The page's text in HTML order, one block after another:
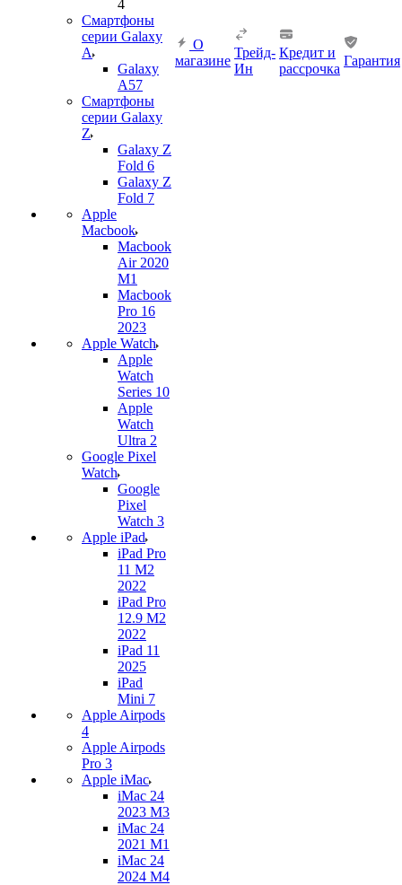
4
Смартфоны
серии Galaxy
A
Galaxy
A57
Смартфоны
серии Galaxy
Z
Galaxy Z
Fold 6
Galaxy Z
Fold 7
Apple
Macbook
Macbook
Air 2020
M1
Macbook
Pro 16
2023
Apple Watch
Apple
Watch
Series 10
Apple
Watch
Ultra 2
Google Pixel
Watch
Google
Pixel
Watch 3
Apple iPad
iPad Pro
11 M2
2022
iPad Pro
12.9 M2
2022
iPad 11
2025
iPad
Mini 7
Apple Airpods
4
Apple Airpods
Pro 3
Apple iMac
iMac 24
2023 M3
iMac 24
2021 M1
iMac 24
2024 M4
О
магазине
Трейд-
Ин
Кредит и
рассрочка
Гарантия